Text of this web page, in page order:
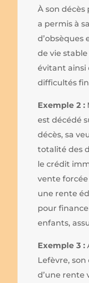
À son
a permis à
d’obsèques
de vie
évitant ainsi
difficultés
Exemple 2 :
est décédé
décès, sa
totalité des
le crédit
vente forcée
une rente
pour
enfants,
Exemple 3 :
Lefèvre,
d’une rente